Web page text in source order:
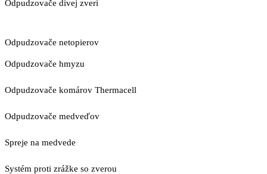
Odpudzovače divej zveri
Odpudzovače netopierov
Odpudzovače hmyzu
Odpudzovače komárov Thermacell
Odpudzovače medveďov
Spreje na medvede
Systém proti zrážke so zverou